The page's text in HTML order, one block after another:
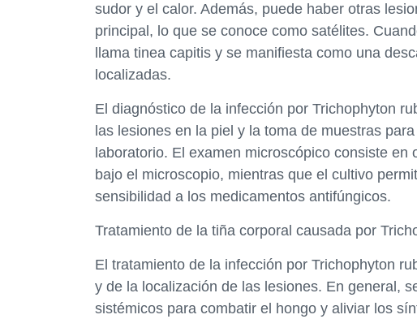
sudor y el calor. Además, puede haber otras
principal, lo que se conoce como satélites.
llama tinea capitis y se manifiesta como una
localizadas.
El diagnóstico de la infección por Trichophyton
las lesiones en la piel y la toma de muestras
laboratorio. El examen microscópico consiste
bajo el microscopio, mientras que el cultivo
sensibilidad a los medicamentos antifúngicos.
Tratamiento de la tiña corporal causada por
El tratamiento de la infección por Trichophyton
y de la localización de las lesiones. En general,
sistémicos para combatir el hongo y aliviar los